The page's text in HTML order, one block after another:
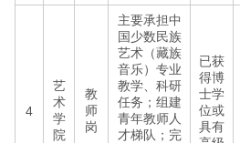
4
艺
术
学
院
教
师
岗
主要承担中
国少数民族
艺术（藏族
音乐）专业
教学、科研
任务；组建
青年教师人
才梯队；完
已获
得博
士学
位或
具有